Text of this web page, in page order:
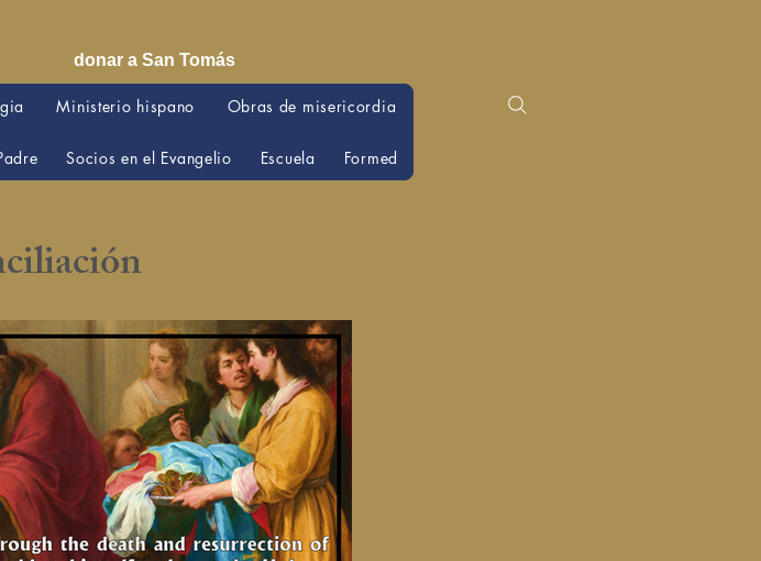
donar a San Tomás
Ministerio hispano Obras de misericordia
Socios en el Evangelio Escuela Formed